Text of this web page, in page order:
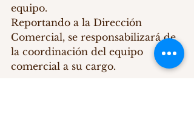
equipo.
Reportando a la Dirección
Comercial, se responsabilizará de
la coordinación del equipo
comercial a su cargo.